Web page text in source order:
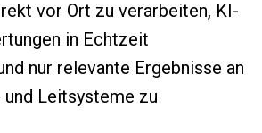
vor Ort zu verarbeiten, KI-
in Echtzeit
nur relevante Ergebnisse an
Leitsysteme zu